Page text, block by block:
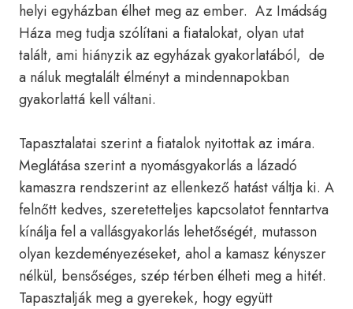
helyi egyházban élhet meg az ember. Az Imádság
Háza meg tudja szólítani a fiatalokat, olyan utat
talált, ami hiányzik az egyházak gyakorlatából, de
a náluk megtalált élményt a mindennapokban
gyakorlattá kell váltani.
Tapasztalatai szerint a fiatalok nyitottak az imára.
Meglátása szerint a nyomásgyakorlás a lázadó
kamaszra rendszerint az ellenkező hatást váltja ki. A
felnőtt kedves, szeretetteljes kapcsolatot fenntartva
kínálja fel a vallásgyakorlás lehetőségét, mutasson
olyan kezdeményezéseket, ahol a kamasz kényszer
nélkül, bensőséges, szép térben élheti meg a hitét.
Tapasztalják meg a gyerekek, hogy együtt